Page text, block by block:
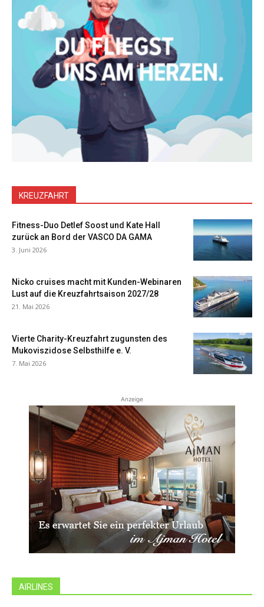
KREUZFAHRT
Fitness-Duo Detlef Soost und Kate Hall
zurück an Bord der VASCO DA GAMA
3. Juni 2026
Nicko cruises macht mit Kunden-Webinaren
Lust auf die Kreuzfahrtsaison 2027/28
21. Mai 2026
Vierte Charity-Kreuzfahrt zugunsten des
Mukoviszidose Selbsthilfe e. V.
7. Mai 2026
Anzeige
AIRLINES